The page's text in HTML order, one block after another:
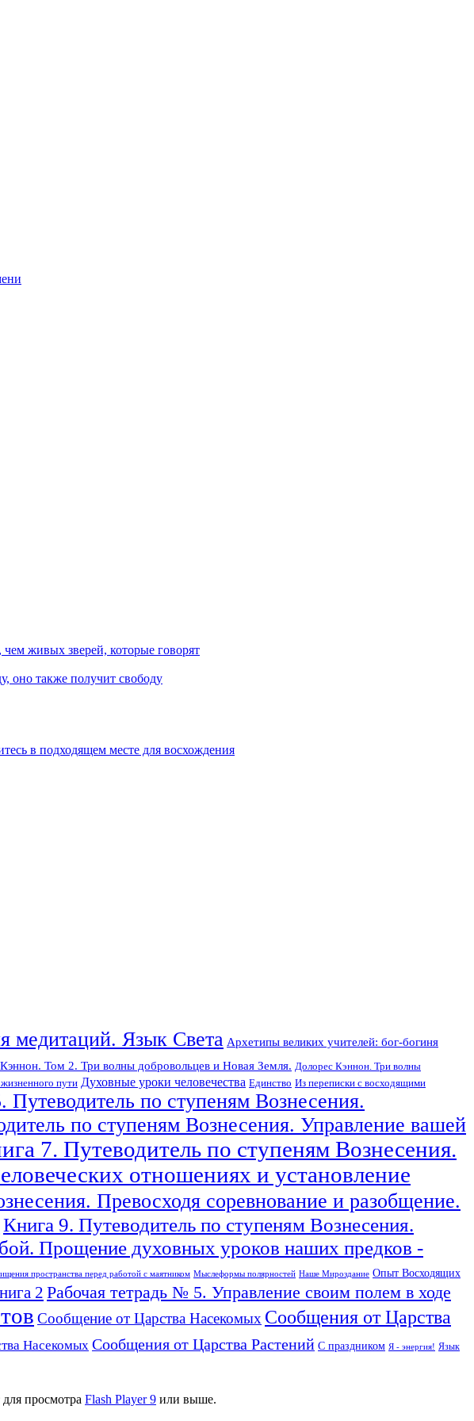
живых зверей, которые говорят
оно также получит свободу
в подходящем месте для восхождения
медитаций. Язык Света Архетипы великих учителей: бог-богиня
Том 2. Три волны добровольцев и Новая Земля. Долорес Кэннон. Три волны
пути Духовные уроки человечества Единство Из переписки с восходящими
Путеводитель по ступеням Вознесения.
по ступеням Вознесения. Управление вашей
7. Путеводитель по ступеням Вознесения.
отношениях и установление
Превосходя соревнование и разобщение.
Книга 9. Путеводитель по ступеням Вознесения.
Прощение духовных уроков наших предков -
пространства перед работой с маятником Мыслеформы полярностей Наше Мироздание Опыт Восходящих
2 Рабочая тетрадь № 5. Управление своим полем в ходе
Сообщение от Царства Насекомых Сообщения от Царства
Насекомых Сообщения от Царства Растений С праздником Я - энергия! Язык
просмотра Flash Player 9 или выше.